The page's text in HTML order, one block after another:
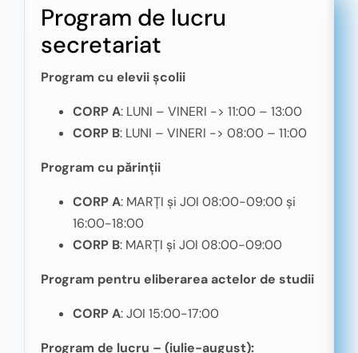
Program de lucru
secretariat
Program cu elevii școlii
CORP A: LUNI – VINERI -> 11:00 – 13:00
CORP B: LUNI – VINERI -> 08:00 – 11:00
Program cu părinții
CORP A: MARȚI și JOI 08:00-09:00 și
16:00-18:00
CORP B: MARȚI și JOI 08:00-09:00
Program pentru eliberarea actelor de studii
CORP A: JOI 15:00-17:00
Program de lucru – (iulie-august):